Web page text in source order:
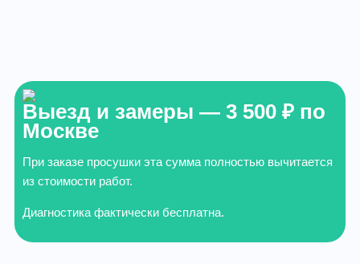
Выезд и замеры — 3 500 ₽ по
Москве
При заказе просушки эта сумма полностью вычитается
из стоимости работ.
Диагностика фактически бесплатна.